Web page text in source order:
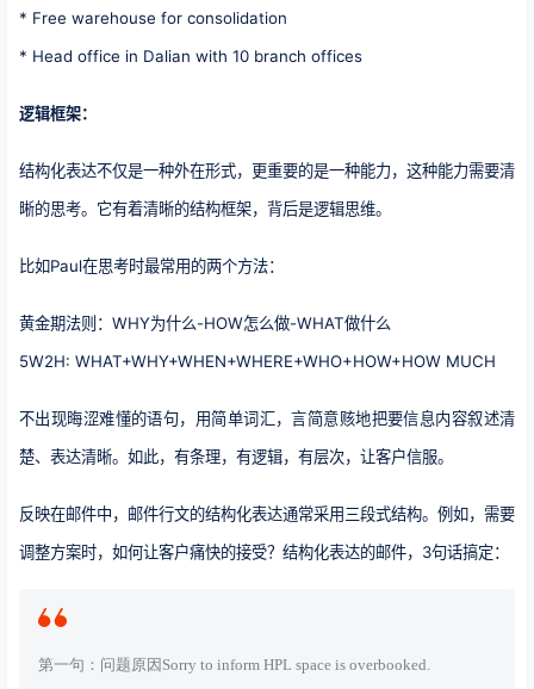
* Free warehouse for consolidation
* Head office in Dalian with 10 branch offices
逻辑框架：
结构化表达不仅是一种外在形式，更重要的是一种能力，这种能力需要清
晰的思考。它有着清晰的结构框架，背后是逻辑思维。
比如Paul在思考时最常用的两个方法：
黄金期法则：WHY为什么-HOW怎么做-WHAT做什么
5W2H: WHAT+WHY+WHEN+WHERE+WHO+HOW+HOW MUCH
不出现晦涩难懂的语句，用简单词汇，言简意赅地把要信息内容叙述清
楚、表达清晰。如此，有条理，有逻辑，有层次，让客户信服。
反映在邮件中，邮件行文的结构化表达通常采用三段式结构。例如，需要
调整方案时，如何让客户痛快的接受？结构化表达的邮件，3句话搞定：
第一句：问题原因Sorry to inform HPL space is overbooked.